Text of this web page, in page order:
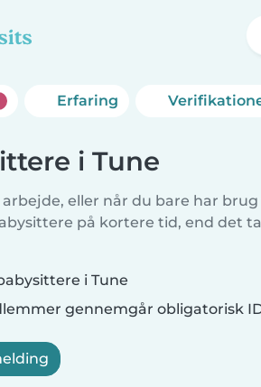
Erfaring
i Tune
eller når du bare har brug
på kortere tid, end det
i Tune
gennemgår obligatorisk